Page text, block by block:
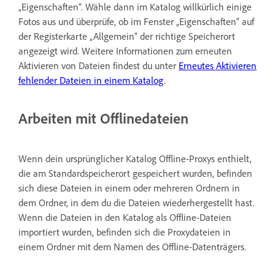
„Eigenschaften“. Wähle dann im Katalog willkürlich einige
Fotos aus und überprüfe, ob im Fenster „Eigenschaften“ auf
der Registerkarte „Allgemein“ der richtige Speicherort
angezeigt wird. Weitere Informationen zum erneuten
Aktivieren von Dateien findest du unter Erneutes Aktivieren
fehlender Dateien in einem Katalog.
Arbeiten mit Offlinedateien
Wenn dein ursprünglicher Katalog Offline-Proxys enthielt,
die am Standardspeicherort gespeichert wurden, befinden
sich diese Dateien in einem oder mehreren Ordnern in
dem Ordner, in dem du die Dateien wiederhergestellt hast.
Wenn die Dateien in den Katalog als Offline-Dateien
importiert wurden, befinden sich die Proxydateien in
einem Ordner mit dem Namen des Offline-Datenträgers.